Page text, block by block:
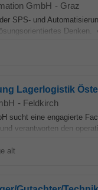
GmbH - Graz
SPS- und
Denken.
Lagerlogistik
- Feldkirch
sucht eine engagierte
verantworten den
alt